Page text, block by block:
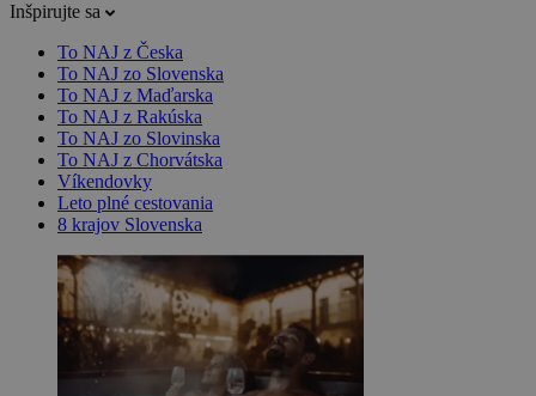
Inšpirujte sa
To NAJ z Česka
To NAJ zo Slovenska
To NAJ z Maďarska
To NAJ z Rakúska
To NAJ zo Slovinska
To NAJ z Chorvátska
Víkendovky
Leto plné cestovania
8 krajov Slovenska